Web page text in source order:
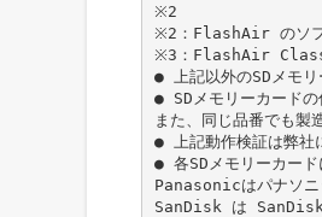
※2
※2：FlashAir のソフ
※3：FlashAir Class6
● 上記以外のSDメモリ
● SDメモリーカードの
また、同じ品番でも製
● 上記動作検証は弊社
● 各SDメモリーカード
Panasonicはパナソニ
SanDisk は